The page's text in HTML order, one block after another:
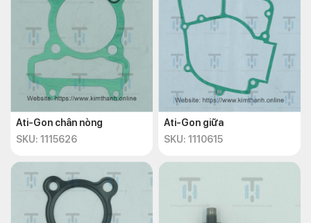
Ati-Gon chân nòng
SKU: 1115626
Ati-Gon giữa
SKU: 1110615